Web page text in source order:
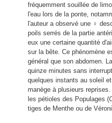
fréquemment souillée de
l'eau lors de la ponte,
l'auteur a observé une ♀
poils serrés de la partie
eux une certaine quantité
sur la bête. Ce phénomène
général que son abdomen.
quinze minutes sans
quelques instants au soleil
manège à plusieurs
les pétioles des Populages (
tiges de Menthe ou de